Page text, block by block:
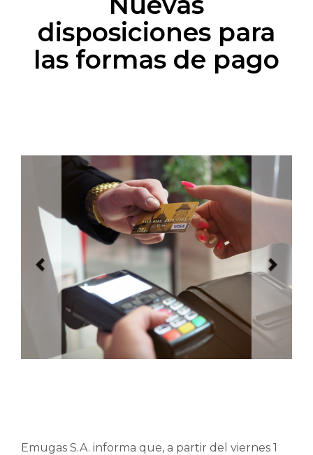
disposiciones para
las formas de pago
Emugas S.A. informa que, a partir del viernes 1